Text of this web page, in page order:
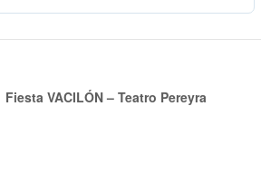
Fiesta VACILÓN – Teatro Pereyra